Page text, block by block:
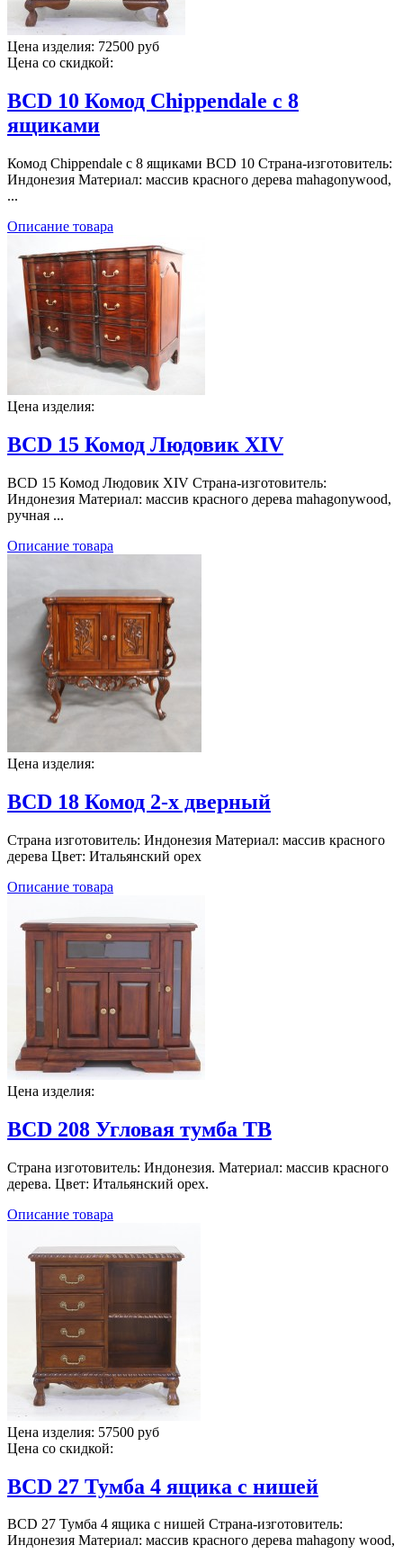
Цена изделия: 72500 руб
Цена со скидкой:
BCD 10 Комод Chippendale с 8
ящиками
Комод Chippendale с 8 ящиками BCD 10 Страна-изготовитель:
Индонезия Материал: массив красного дерева mahagonywood,
...
Описание товара
Цена изделия:
BCD 15 Комод Людовик XIV
BCD 15 Комод Людовик XIV Страна-изготовитель:
Индонезия Материал: массив красного дерева mahagonywood,
ручная ...
Описание товара
Цена изделия:
BCD 18 Комод 2-х дверный
Страна изготовитель: Индонезия Материал: массив красного
дерева Цвет: Итальянский орех
Описание товара
Цена изделия:
BCD 208 Угловая тумба ТВ
Страна изготовитель: Индонезия. Материал: массив красного
дерева. Цвет: Итальянский орех.
Описание товара
Цена изделия: 57500 руб
Цена со скидкой:
BCD 27 Тумба 4 ящика с нишей
BCD 27 Тумба 4 ящика с нишей Страна-изготовитель:
Индонезия Материал: массив красного дерева mahagony wood,